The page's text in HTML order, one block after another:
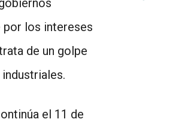
los intereses
de un golpe
el 11 de